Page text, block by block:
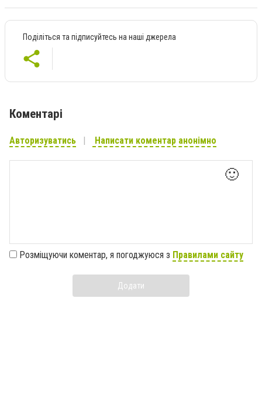
Поділіться та підписуйтесь на наші джерела
Коментарі
Авторизуватись Написати коментар анонімно
🙂
Розміщуючи коментар, я погоджуюся з Правилами сайту
Додати